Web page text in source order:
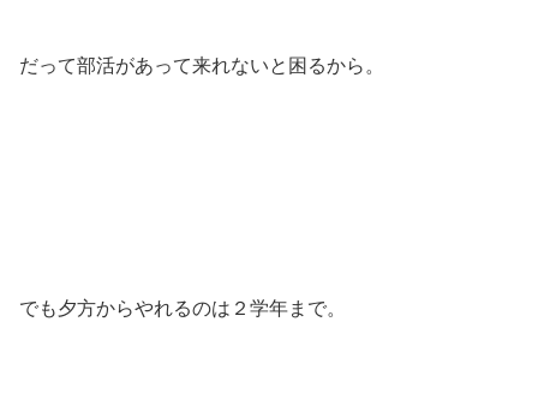
だって部活があって来れないと困るから。
でも夕方からやれるのは２学年まで。